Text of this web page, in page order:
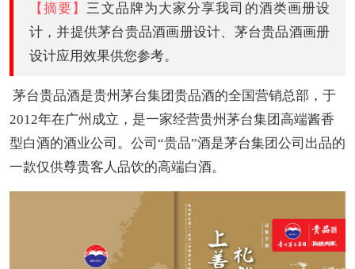
【摘要】三文品牌为大家分享我司的酒类画册设
计，并提供茅台贵品酒画册设计、茅台贵品酒画册
设计应用效果供您参考。
茅台贵品酒是贵州茅台集团贵品酒的全国营销总部，于
2012年在广州成立，是一家经营贵州茅台集团高端酱香
型白酒的酒业公司。公司“贵品”酒是茅台集团公司出品的
一款仅供尊贵客人品饮的高端白酒。